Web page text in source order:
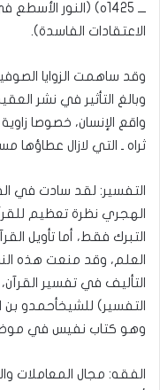
ـــ 1425ه) (النور
الاعتقادات الفاسدة).
وقد ساهمت الزوايا
وبالغ التأثير في نشر
واقع الإنسان، خصوصا
ثراه ـ التي لازال عطاؤها
الهجري نظرة تعظيم
التبرك فقط، أما تأويل
العلم، وقد منعت هذه
التأليف في تفسير
التفسير) للشيخأحمدو
وهو كتاب نفيس في
الفقه: مجال المعاملات